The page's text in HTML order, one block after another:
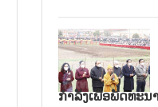
ກຳລັງເພື່ອພັດທະນ